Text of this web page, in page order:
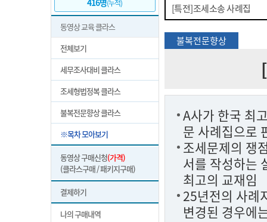
416명(누적)
동영상 교육 클라스
전체보기
세무조사대비 클라스
조세형법정복 클라스
불복전문향상 클라스
※목차 모아보기
동영상 구매신청(가격)
(클라스구매 / 패키지구매)
결제하기
나의 구매내역
[특전]조세소송 사례집
불복전문향상
A사가 한국 최
문 사례집으로
조세문제의 쟁
서를 작성하는
최고의 교재임
25년전의 사례
변경된 경우에